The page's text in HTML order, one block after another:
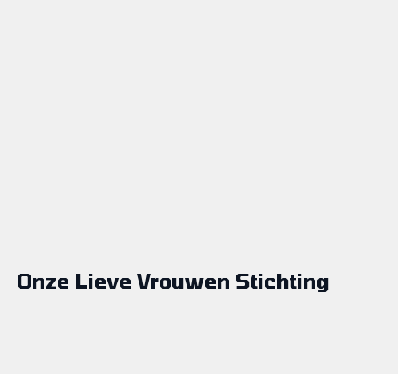
Onze Lieve Vrouwen Stichting